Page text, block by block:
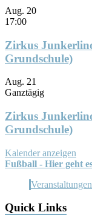
Aug. 20
17:00
Zirkus
Grundschule)
Aug. 21
Ganztägig
Zirkus
Grundschule)
Kalender anzeigen
Fußball - Hier geht
Veranstaltungen
Quick Links